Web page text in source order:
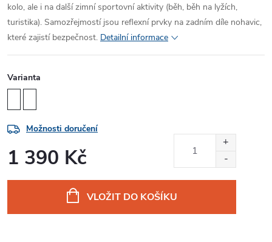
kolo, ale i na další zimní sportovní aktivity (běh, běh na lyžích,
turistika). Samozřejmostí jsou reflexní prvky na zadním díle nohavic,
které zajistí bezpečnost. Detailní informace
Varianta
Možnosti doručení
1 390 Kč
VLOŽIT DO KOŠÍKU